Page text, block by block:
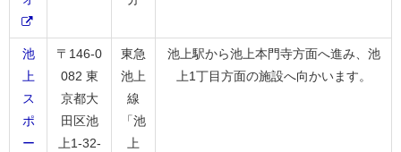
池
上
ス
ポ
ー
〒146-0
082 東
京都大
田区池
上1-32-
東急
池上
線
「池
上
池上駅から池上本門寺方面へ進み、池
上1丁目方面の施設へ向かいます。